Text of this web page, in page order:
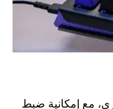
مع إمكانية ضبط